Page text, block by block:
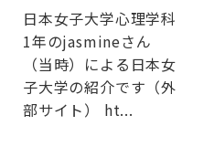
日本女子大学心理学科
1年のjasmineさん
（当時）による日本女
子大学の紹介です（外
部サイト） ht...